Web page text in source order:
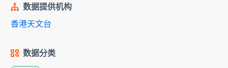
数据提供机构
香港天文台
数据分类